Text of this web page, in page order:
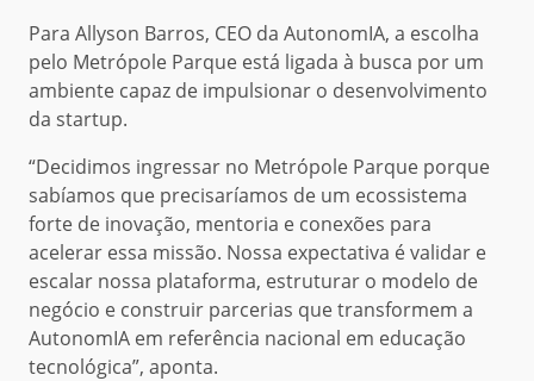
Para Allyson Barros, CEO da AutonomIA, a escolha
pelo Metrópole Parque está ligada à busca por um
ambiente capaz de impulsionar o desenvolvimento
da startup.
“Decidimos ingressar no Metrópole Parque porque
sabíamos que precisaríamos de um ecossistema
forte de inovação, mentoria e conexões para
acelerar essa missão. Nossa expectativa é validar e
escalar nossa plataforma, estruturar o modelo de
negócio e construir parcerias que transformem a
AutonomIA em referência nacional em educação
tecnológica”, aponta.